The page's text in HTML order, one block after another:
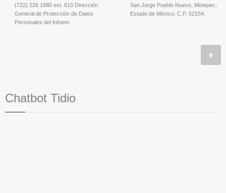
(722) 226 1980 ext. 610 Dirección
General de Protección de Datos
Personales del Infoem
San Jorge Pueblo Nuevo, Metepec,
Estado de México, C.P. 52154.
Chatbot Tidio